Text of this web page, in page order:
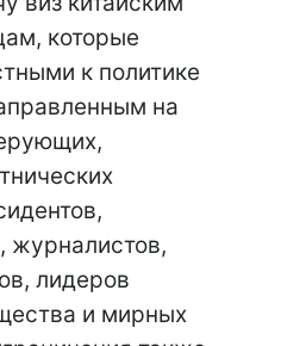
которые
к политике
на
журналистов,
лидеров
и мирных